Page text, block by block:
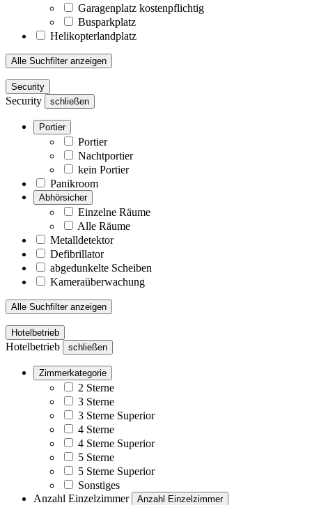
Garagenplatz kostenpflichtig
Busparkplatz
Helikopterlandplatz
Alle Suchfilter anzeigen
Security
Security schließen
Portier
Portier
Nachtportier
kein Portier
Panikroom
Abhörsicher
Einzelne Räume
Alle Räume
Metalldetektor
Defibrillator
abgedunkelte Scheiben
Kameraüberwachung
Alle Suchfilter anzeigen
Hotelbetrieb
Hotelbetrieb schließen
Zimmerkategorie
2 Sterne
3 Sterne
3 Sterne Superior
4 Sterne
4 Sterne Superior
5 Sterne
5 Sterne Superior
Sonstiges
Anzahl Einzelzimmer
Anzahl Einzelzimmer